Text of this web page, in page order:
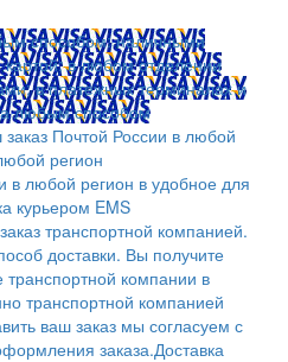
способом: наличными
картой; в любом отделении
в платежных терминалах и
любым способом
Почтой России в любой
регион
в любой регион в удобное для
курьером EMS
транспортной компанией.
доставки. Вы получите
компании в
транспортной компанией
ваш заказ мы согласуем с
заказа.Доставка